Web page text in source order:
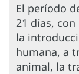
El período
21 días,
la
humana, a
animal, la